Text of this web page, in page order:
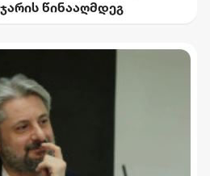
წინააღმდეგ